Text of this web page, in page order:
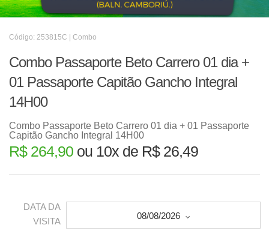
Código: 253815C | Combo
Combo Passaporte Beto Carrero 01 dia +
01 Passaporte Capitão Gancho Integral
14H00
Combo Passaporte Beto Carrero 01 dia + 01 Passaporte
Capitão Gancho Integral 14H00
R$ 264,90 ou 10x de R$ 26,49
DATA DA
VISITA
08/08/2026